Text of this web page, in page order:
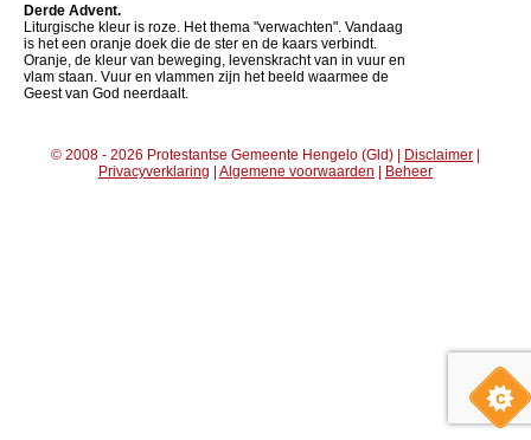
Derde Advent.
Liturgische kleur is roze. Het thema "verwachten". Vandaag
is het een oranje doek die de ster en de kaars verbindt.
Oranje, de kleur van beweging, levenskracht van in vuur en
vlam staan. Vuur en vlammen zijn het beeld waarmee de
Geest van God neerdaalt.
© 2008 - 2026 Protestantse Gemeente Hengelo (Gld) | Disclaimer |
Privacyverklaring | Algemene voorwaarden | Beheer